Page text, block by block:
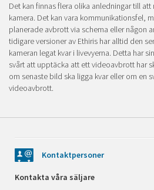
Det kan finnas flera olika anledningar till
kamera. Det kan vara kommunikationsfel,
planerade avbrott via schema eller någon
tidigare versioner av Ethiris har alltid den
kameran legat kvar i livevyerna. Detta har
svårt att upptäcka att ett videoavbrott har
om senaste bild ska ligga kvar eller om en
videoavbrott.
Kontaktpersoner
Kontakta våra säljare